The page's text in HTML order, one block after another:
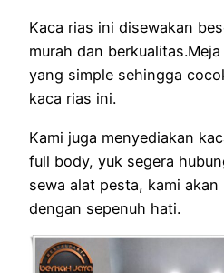
Kaca rias ini disewakan
murah dan
yang simple sehingga
kaca rias ini.
Kami juga menyediakan
full body, yuk segera
sewa alat pesta, kami akan
dengan sepenuh hati.